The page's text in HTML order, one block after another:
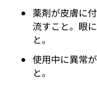
薬剤が皮膚に
流すこと。眼
と。
使用中に異常
と。